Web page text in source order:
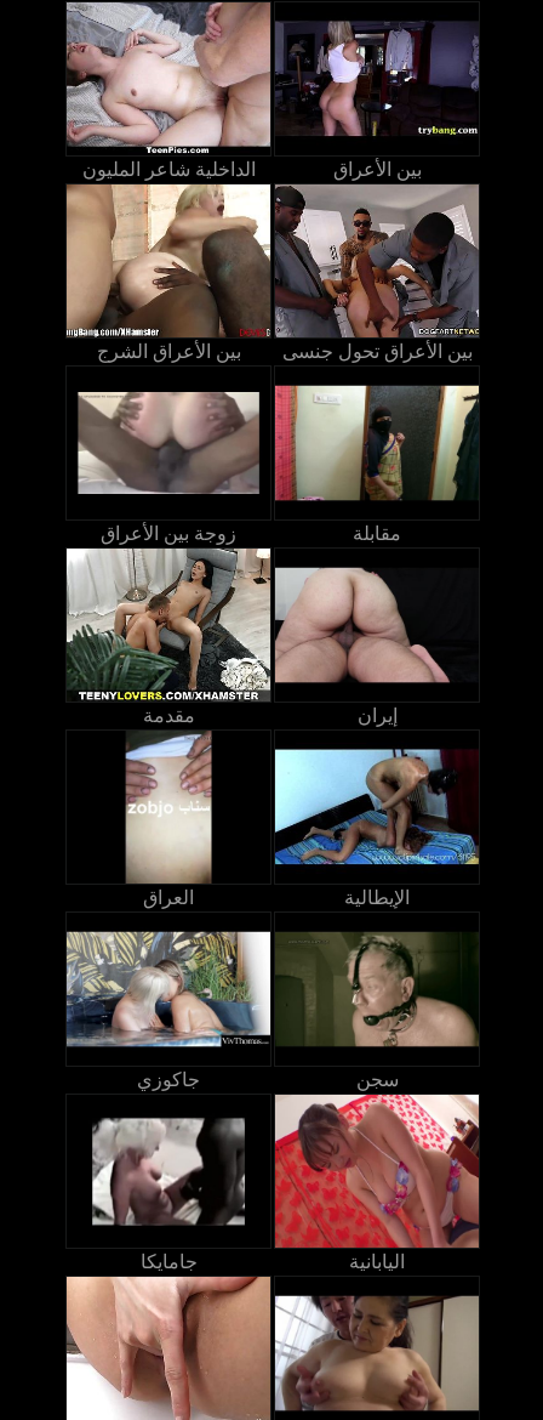
الداخلية شاعر المليون بين الأعراق
بين الأعراق الشرج بين الأعراق تحول جنسى
زوجة بين الأعراق مقابلة
مقدمة إيران
العراق الإيطالية
جاكوزي سجن
جامايكا اليابانية